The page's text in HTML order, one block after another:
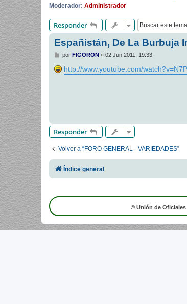
Moderador: Administrador
Responder
Españistán, De La Burbuja
M
n
s
por FIGORON» 02 Jun 2011, 19:33
http://www.youtube.com/
Responder
Volver a “FORO GENERAL - VARIEDADES”
Índice general
© Unión de Oficiales